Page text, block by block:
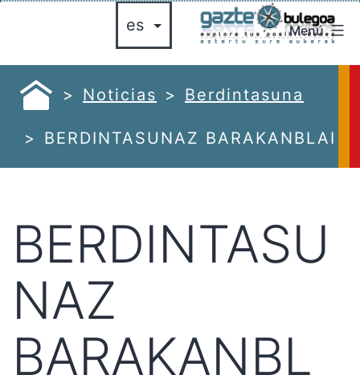
contenido
gazte
bulegoa
Menú
Noticias Berdintasuna
BERDINTASUNAZ BARAKANBLAI
BERDINTASU
NAZ
BARAKANBL